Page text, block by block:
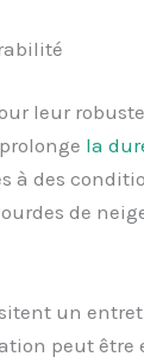
leur
la
à des
de
un
peut être